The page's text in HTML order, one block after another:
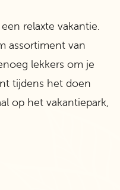
relaxte vakantie.
assortiment van
lekkers om je
tijdens het doen
op het vakantiepark,